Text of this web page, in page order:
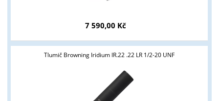
7 590,00 Kč
Tlumič Browning Iridium IR.22 .22 LR 1/2-20 UNF